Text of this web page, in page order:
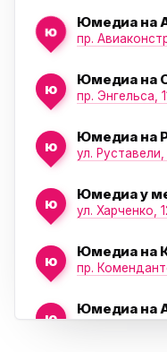
ю
Юмедиа на
пр.
ю
Юмедиа на
пр. Энгельса,
ю
Юмедиа на
ул.
ю
Юмедиа у
ул. Харченко,
ю
Юмедиа на
пр.
ю
Юмедиа на